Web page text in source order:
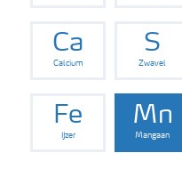
Grow the future
Meststoffen veiligheid
Ca
Calcium
S
Zwavel
Fe
IJzer
Mn
Mangaan